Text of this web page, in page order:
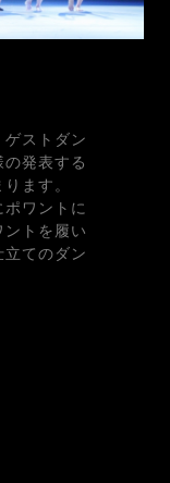
ストダン
発表する
ます。
ワントに
トを履い
てのダン